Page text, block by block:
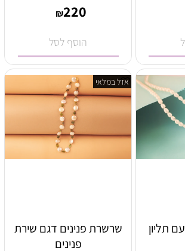
₪220
הוסף לסל
תליון
אזל במלאי
שרשרת פנינים דגם שירת
פנינים